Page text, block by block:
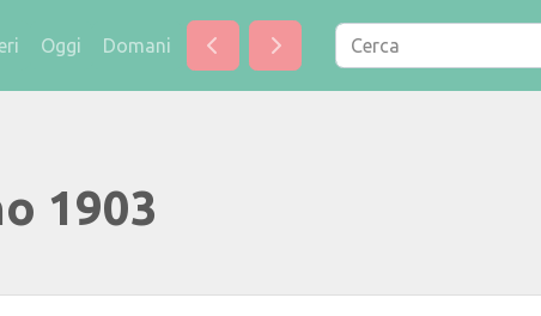
Oggi Domani
1903